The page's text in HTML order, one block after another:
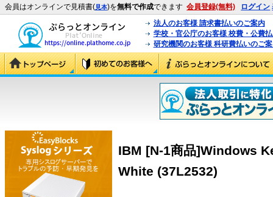
会員はオンラインで見積書(見本)を無料で作成できます 会員登録(無料) ログイン
法人のお客様 請求書払いのご案内
学校・官公庁のお客様 校費・公費
研究機関のお客様 科研費払いのご
IBM [N-1商品]Windows
White (37L2532)